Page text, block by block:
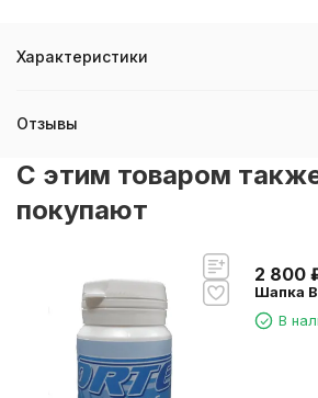
Характеристики
Отзывы
C этим товаром
покупают
2 800
Шапка
В